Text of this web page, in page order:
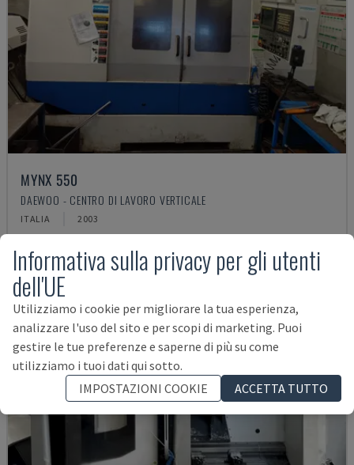
MYNX 550
DAEWOO - CENTRO DI LAVORO VERTICALE
ITALIA 2003
Informativa sulla privacy per gli utenti
dell'UE
Utilizziamo i cookie per migliorare la tua esperienza,
analizzare l'uso del sito e per scopi di marketing. Puoi
gestire le tue preferenze e saperne di più su come
utilizziamo i tuoi dati qui sotto.
IMPOSTAZIONI COOKIE
ACCETTA TUTTO